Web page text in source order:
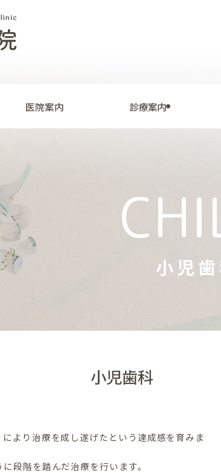
医院案内 診療案内
小児
小児歯科
より治療を成し遂げたという達成感を育みま
段階を踏んだ治療を行います。